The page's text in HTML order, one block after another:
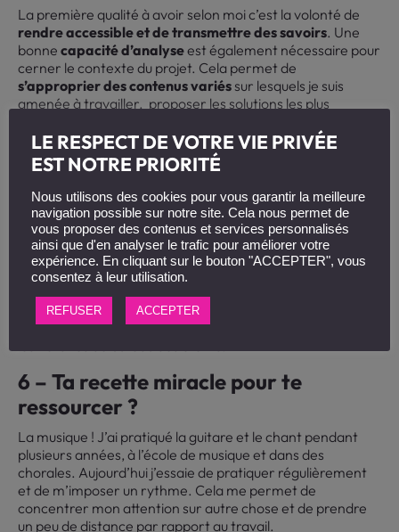
La première qualité à avoir selon moi c’est la volonté de
rendre accessible et de transmettre des savoirs. Une
bonnecapacité d’analyseest également nécessaire pour
cerner le contexte du projet. Cela permet de
s’approprier des contenus variéssur lesquels je suis
amenée à travailler. proposer les solutions les plus
Enfin, faire preuve de curiosité et de créativité pour
proposer des
solutions innovantes
5 – La crise actuelle a-t-elle modifié
ta façon de travailler ?
Assez peu. Je travaille de chez moi depuis 2 ans, je n’ai pas
changé mes habitudes pendant la crise. Je garde la même
organisation et le même rythme pour être disponible sur
6 – Ta recette miracle pour te
ressourcer ?
La musique ! J’ai pratiqué la guitare et le chant pendant
plusieurs années, à l’école de musique et dans des
chorales. Aujourd’hui j’essaie de pratiquer régulièrement
et de m’imposer un rythme. Cela me permet de
concentrer mon attention sur autre chose et de prendre
un peu de distance par rapport au travail.
LE RESPECT DE VOTRE VIE PRIVÉE
EST NOTRE PRIORITÉ
Nous utilisons des cookies pour vous garantir la meilleure
navigation possible sur notre site. Cela nous permet de
vous proposer des contenus et services personnalisés
ainsi que d'en analyser le trafic pour améliorer votre
expérience. En cliquant sur le bouton "ACCEPTER", vous
consentez à leur utilisation.
REFUSER ACCEPTER